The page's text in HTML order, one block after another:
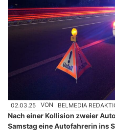
02.03.25 VON BELMEDIA
Nach einer Kollision zweier
Samstag eine Autofahrerin ins